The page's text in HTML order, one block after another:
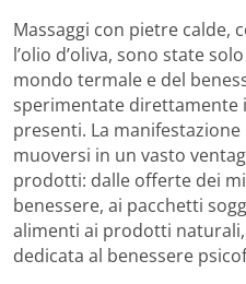
Massaggi con pietre calde,
l’olio d’oliva, sono state
mondo termale e del
sperimentate direttamente
presenti. La
muoversi in un vasto
prodotti: dalle offerte dei
benessere, ai pacchetti
alimenti ai prodotti naturali,
dedicata al benessere